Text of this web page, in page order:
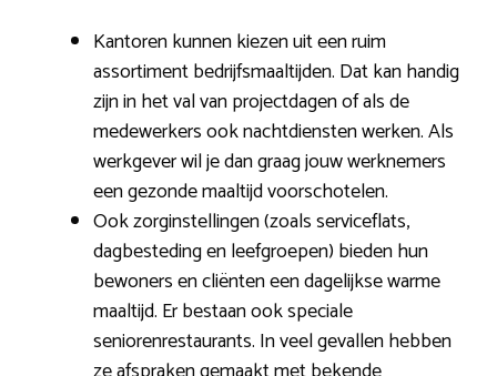
Kantoren kunnen kiezen uit een ruim
assortiment bedrijfsmaaltijden. Dat kan handig
zijn in het val van projectdagen of als de
medewerkers ook nachtdiensten werken. Als
werkgever wil je dan graag jouw werknemers
een gezonde maaltijd voorschotelen.
Ook zorginstellingen (zoals serviceflats,
dagbesteding en leefgroepen) bieden hun
bewoners en cliënten een dagelijkse warme
maaltijd. Er bestaan ook speciale
seniorenrestaurants. In veel gevallen hebben